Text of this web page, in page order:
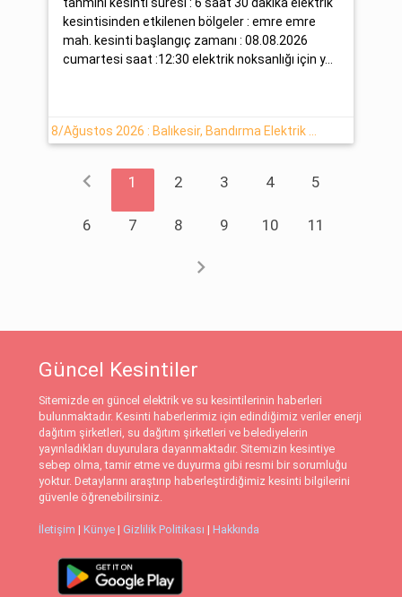
kesintisinden etkilenen bölgeler : emre emre
mah. kesinti başlangıç zamanı : 08.08.2026
cumartesi saat :12:30 elektrik noksanlığı için y...
chevron_left 1 2 3 4 5
6 7 8 9 10 11
chevron_right
Güncel Kesintiler
Sitemizde en güncel elektrik ve su kesintilerinin haberleri
bulunmaktadır. Kesinti haberlerimiz için edindiğimiz veriler enerji
dağıtım şirketleri, su dağıtım şirketleri ve belediyelerin
yayınladıkları duyurulara dayanmaktadır. Sitemizin kesintiye
sebep olma, tamir etme ve duyurma gibi resmi bir sorumluğu
yoktur. Detaylarını araştırıp haberleştirdiğimiz kesinti bilgilerini
güvenle öğrenebilirsiniz.
İletişim | Künye | Gizlilik Politikası | Hakkında